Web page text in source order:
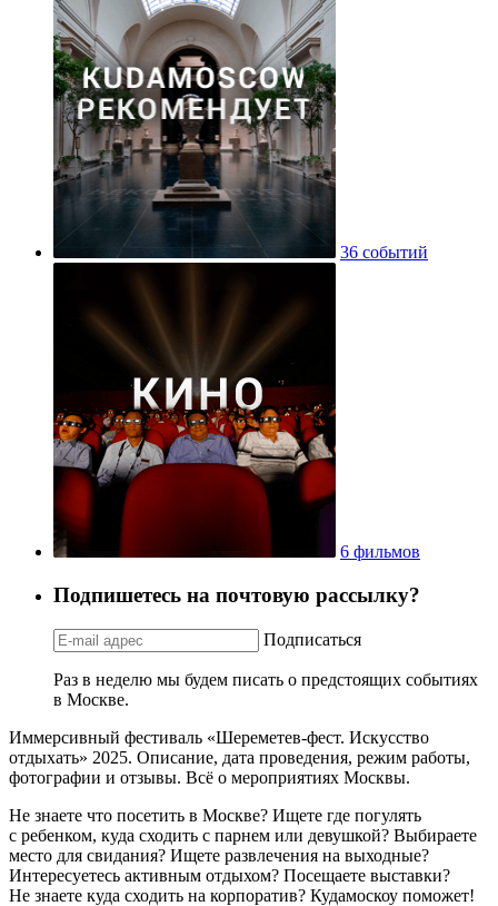
36 событий
6 фильмов
Подпишетесь на почтовую рассылку?
Подписаться
Раз в неделю мы будем писать о предстоящих событиях
в Москве.
Иммерсивный фестиваль «Шереметев-фест. Искусство
отдыхать» 2025. Описание, дата проведения, режим работы,
фотографии и отзывы. Всё о мероприятиях Москвы.
Не знаете что посетить в Москве? Ищете где погулять
с ребенком, куда сходить с парнем или девушкой? Выбираете
место для свидания? Ищете развлечения на выходные?
Интересуетесь активным отдыхом? Посещаете выставки?
Не знаете куда сходить на корпоратив? Кудамоскоу поможет!